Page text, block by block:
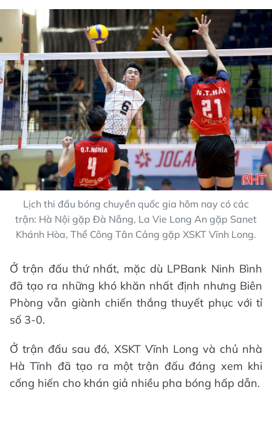
Lịch thi đấu bóng chuyền quốc gia hôm nay có các
trận: Hà Nội gặp Đà Nẵng, La Vie Long An gặp Sanet
Khánh Hòa, Thể Công Tân Cảng gặp XSKT Vĩnh Long.
Ở trận đấu thứ nhất, mặc dù LPBank Ninh Bình
đã tạo ra những khó khăn nhất định nhưng Biên
Phòng vẫn giành chiến thắng thuyết phục với tỉ
số 3-0.
Ở trận đấu sau đó, XSKT Vĩnh Long và chủ nhà
Hà Tĩnh đã tạo ra một trận đấu đáng xem khi
cống hiến cho khán giả nhiều pha bóng hấp dẫn.